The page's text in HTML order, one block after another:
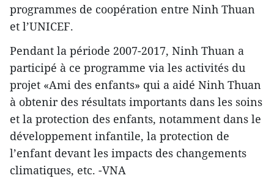
programmes de coopération entre Ninh Thuan
et l’UNICEF.
Pendant la période 2007-2017, Ninh Thuan a
participé à ce programme via les activités du
projet «Ami des enfants» qui a aidé Ninh Thuan
à obtenir des résultats importants dans les soins
et la protection des enfants, notamment dans le
développement infantile, la protection de
l’enfant devant les impacts des changements
climatiques, etc. -VNA